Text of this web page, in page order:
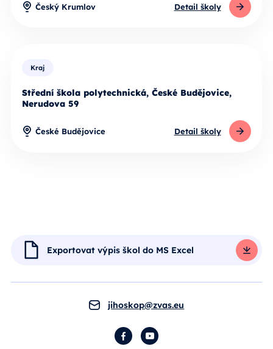
Český Krumlov Detail školy
Kraj
Střední škola polytechnická, České Budějovice,
Nerudova 59
České Budějovice Detail školy
Exportovat výpis škol do MS Excel
jihoskop@zvas.eu
FacebookYouTube